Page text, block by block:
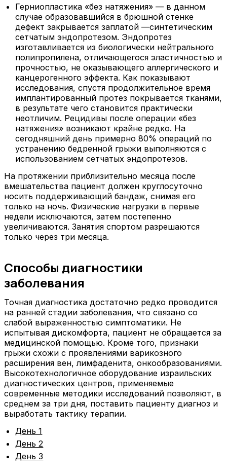
Герниопластика «без натяжения» — в данном
случае образовавшийся в брюшной стенке
дефект закрывается заплатой —синтетическим
сетчатым эндопротезом. Эндопротез
изготавливается из биологически нейтрального
полипропилена, отличающегося эластичностью и
прочностью, не оказывающего аллергического и
канцерогенного эффекта. Как показывают
исследования, спустя продолжительное время
имплантированный протез покрывается тканями,
в результате чего становится практически
неотличим. Рецидивы после операции «без
натяжения» возникают крайне редко. На
сегодняшний день примерно 80% операций по
устранению бедренной грыжи выполняются с
использованием сетчатых эндопротезов.
На протяжении приблизительно месяца после
вмешательства пациент должен круглосуточно
носить поддерживающий бандаж, снимая его
только на ночь. Физические нагрузки в первые
недели исключаются, затем постепенно
увеличиваются. Занятия спортом разрешаются
только через три месяца.
Способы диагностики
заболевания
Точная диагностика достаточно редко проводится
на ранней стадии заболевания, что связано со
слабой выраженностью симптоматики. Не
испытывая дискомфорта, пациент не обращается за
медицинской помощью. Кроме того, признаки
грыжи схожи с проявлениями варикозного
расширения вен, лимфаденита, онкообразованиями.
Высокотехнологичное оборудование израильских
диагностических центров, применяемые
современные методики исследований позволяют, в
среднем за три дня, поставить пациенту диагноз и
выработать тактику терапии.
День 1
День 2
День 3